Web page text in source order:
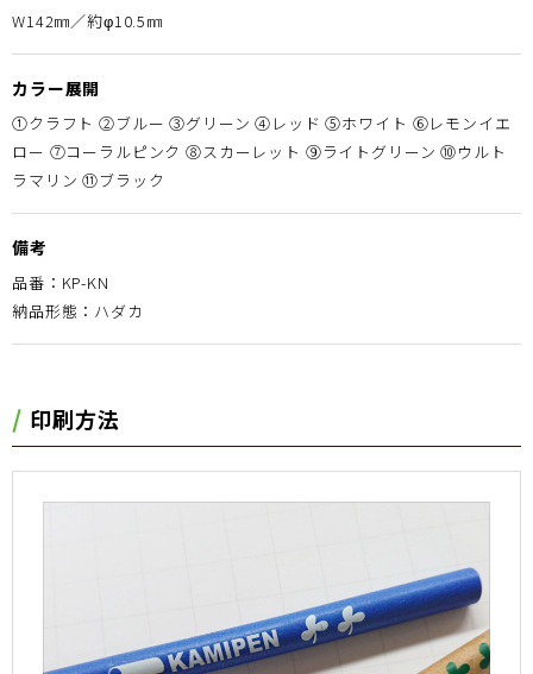
W142㎜／約φ10.5㎜
カラー展開
①クラフト ②ブルー ③グリーン ④レッド ⑤ホワイト ⑥レモンイエ
ロー ⑦コーラルピンク ⑧スカーレット ⑨ライトグリーン ⑩ウルト
ラマリン ⑪ブラック
備考
品番：KP-KN
納品形態：ハダカ
印刷方法